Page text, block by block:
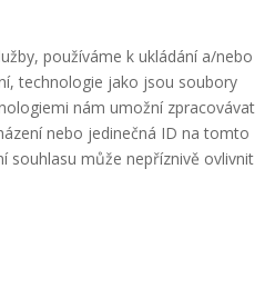
používáme k ukládání a/nebo
technologie jako jsou soubory
nám umožní zpracovávat
nebo jedinečná ID na tomto
souhlasu může nepříznivě ovlivnit